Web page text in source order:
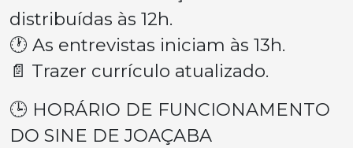
distribuídas às 12h.
🕐 As entrevistas iniciam às 13h.
📄 Trazer currículo atualizado.
🕒 HORÁRIO DE FUNCIONAMENTO
DO SINE DE JOAÇABA